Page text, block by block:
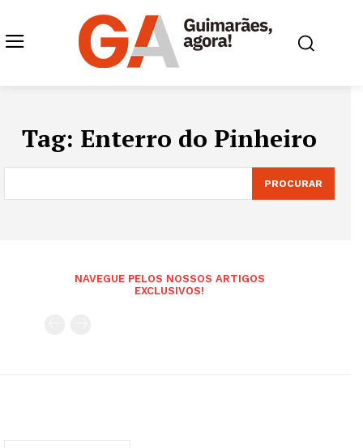
Tag: Enterro do Pinheiro
PROCURAR
NAVEGUE PELOS NOSSOS ARTIGOS
EXCLUSIVOS!